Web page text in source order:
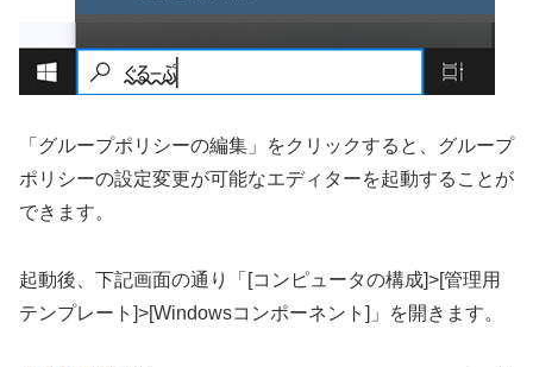
「グループポリシーの編集」をクリックすると、グループ
ポリシーの設定変更が可能なエディターを起動することが
できます。
起動後、下記画面の通り「[コンピュータの構成]>[管理用
テンプレート]>[Windowsコンポーネント]」を開きます。